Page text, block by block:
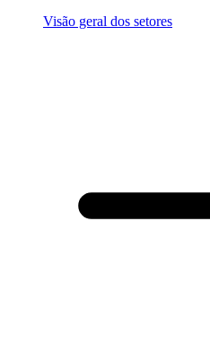
Visão geral dos setores